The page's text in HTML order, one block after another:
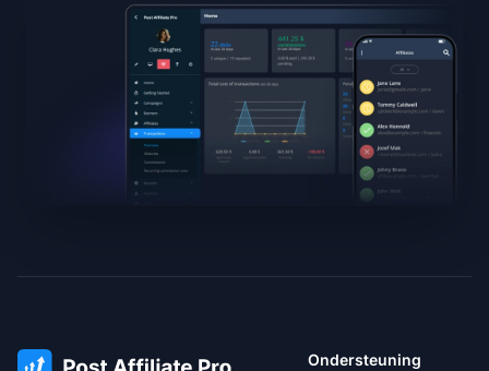
Ondersteuning